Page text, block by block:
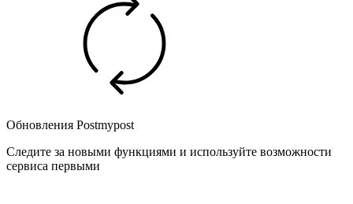
Обновления Postmypost
Следите за новыми функциями и используйте возможности
сервиса первыми